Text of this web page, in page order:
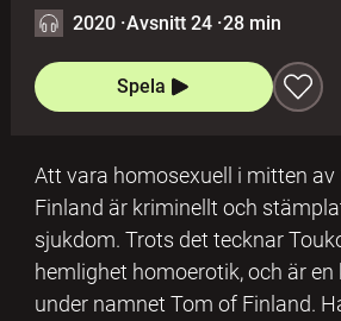
2020 ·Avsnitt 24 ·28 min
Spela
Att vara homosexuell i mitten av
Finland är kriminellt och
sjukdom. Trots det tecknar
hemlighet homoerotik, och är
under namnet Tom of Finland.